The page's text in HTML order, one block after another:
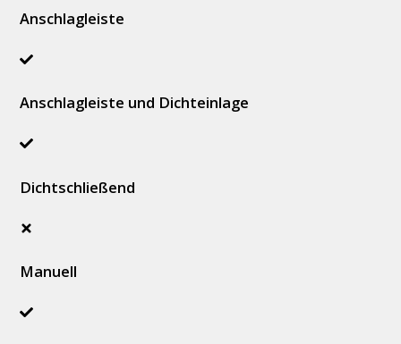
Anschlagleiste
Anschlagleiste und Dichteinlage
Dichtschließend
Manuell